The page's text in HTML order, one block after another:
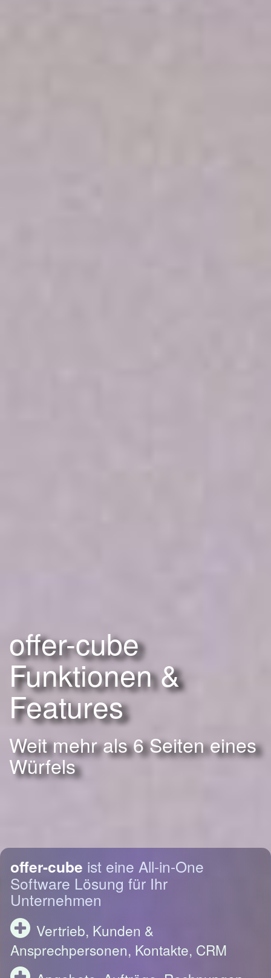
offer-cube
Funktionen &
Features
Weit mehr als 6 Seiten eines
Würfels
offer-cube ist eine All-in-One
Software Lösung für Ihr
Unternehmen
Vertrieb, Kunden &
Ansprechpersonen, Kontakte, CRM